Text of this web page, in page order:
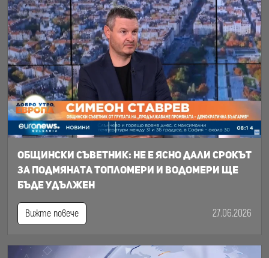
Общински съветник: Не е ясно дали срокът
за подмяната топломери и водомери ще
бъде удължен
Вижте повече 27.06.2026